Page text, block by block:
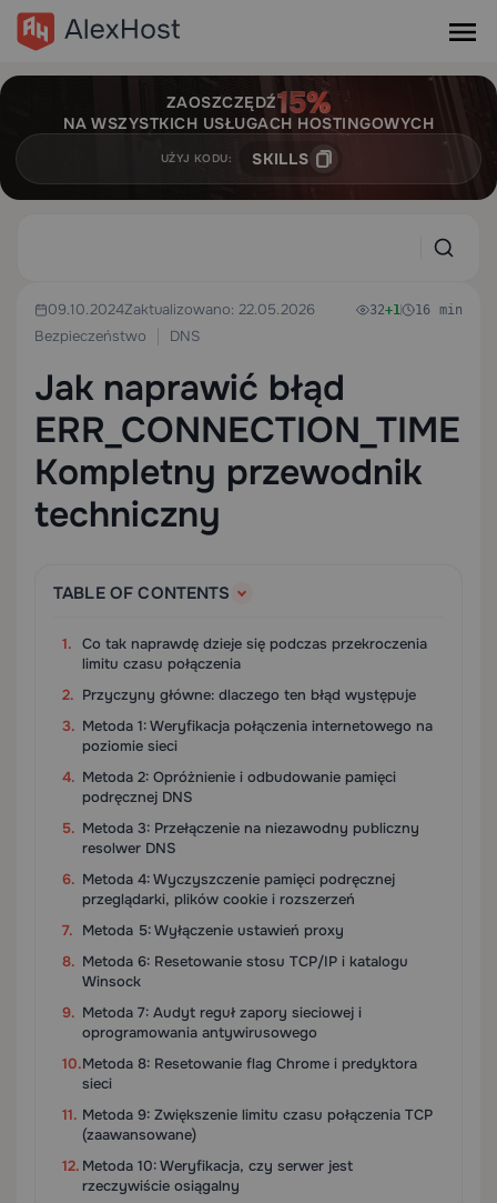
ZAOSZCZĘDŹ
NA WSZYSTKICH USŁUGACH HOSTINGOWYCH
UŻYJ KODU: SKILLS
09.10.2024Zaktualizowano: 22.05.2026
Bezpieczeństwo
DNS
32+1 16 min
Jak naprawić błąd
Kompletny przewodnik
techniczny
TABLE OF CONTENTS
Co tak naprawdę dzieje się podczas przekroczenia
limitu czasu połączenia
Przyczyny główne: dlaczego ten błąd występuje
Metoda 1: Weryfikacja połączenia internetowego na
poziomie sieci
Metoda 2: Opróżnienie i odbudowanie pamięci
podręcznej DNS
Metoda 3: Przełączenie na niezawodny publiczny
resolwer DNS
Metoda 4: Wyczyszczenie pamięci podręcznej
przeglądarki, plików cookie i rozszerzeń
Metoda 5: Wyłączenie ustawień proxy
Metoda 6: Resetowanie stosu TCP/IP i katalogu
Winsock
Metoda 7: Audyt reguł zapory sieciowej i
oprogramowania antywirusowego
Metoda 8: Resetowanie flag Chrome i predyktora
sieci
Metoda 9: Zwiększenie limitu czasu połączenia TCP
(zaawansowane)
Metoda 10: Weryfikacja, czy serwer jest
rzeczywiście osiągalny